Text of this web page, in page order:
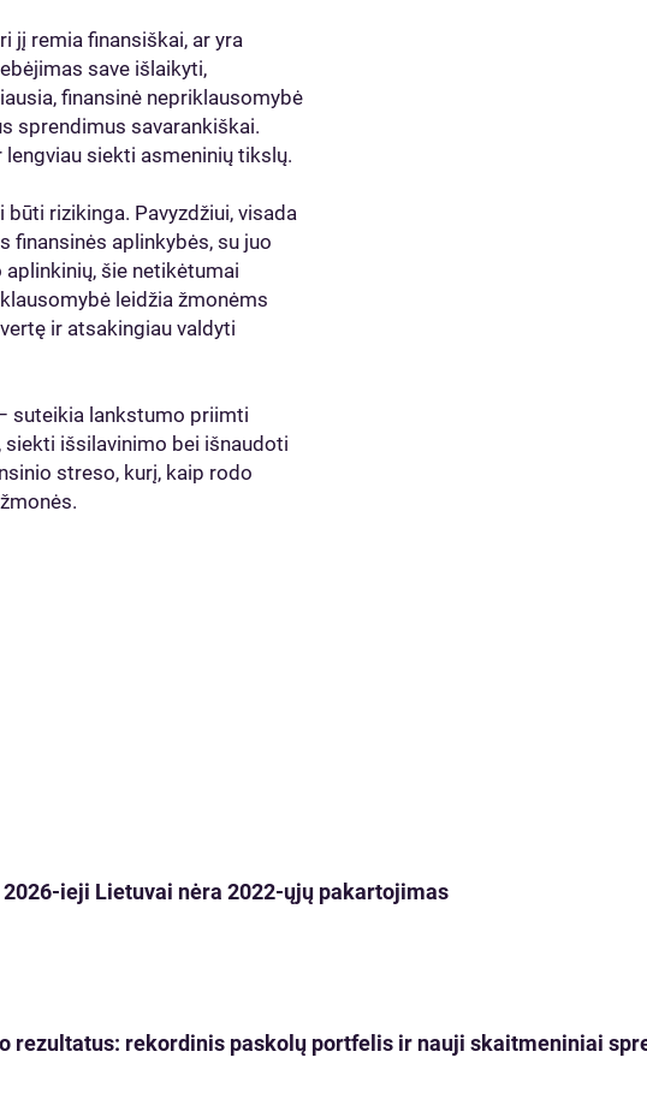
jį remia finansiškai, ar yra
save išlaikyti,
finansinė nepriklausomybė
sprendimus savarankiškai.
siekti asmeninių tikslų.
rizikinga. Pavyzdžiui, visada
finansinės aplinkybės, su juo
šie netikėtumai
leidžia žmonėms
ir atsakingiau valdyti
suteikia lankstumo priimti
išsilavinimo bei išnaudoti
streso, kurį, kaip rodo
ieji Lietuvai nėra 2022-ųjų pakartojimas
rezultatus: rekordinis paskolų portfelis ir nauji skaitmeniniai